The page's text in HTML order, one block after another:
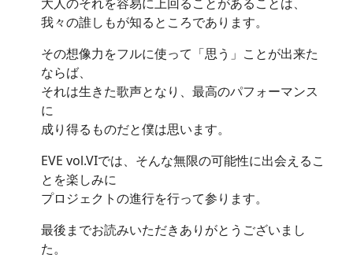
我々の誰しもが知るところであります。
その想像力をフルに使って「思う」ことが出来た
ならば、
それは生きた歌声となり、最高のパフォーマンス
に
成り得るものだと僕は思います。
EVE vol.VIでは、そんな無限の可能性に出会えるこ
とを楽しみに
プロジェクトの進行を行って参ります。
最後までお読みいただきありがとうございまし
た。